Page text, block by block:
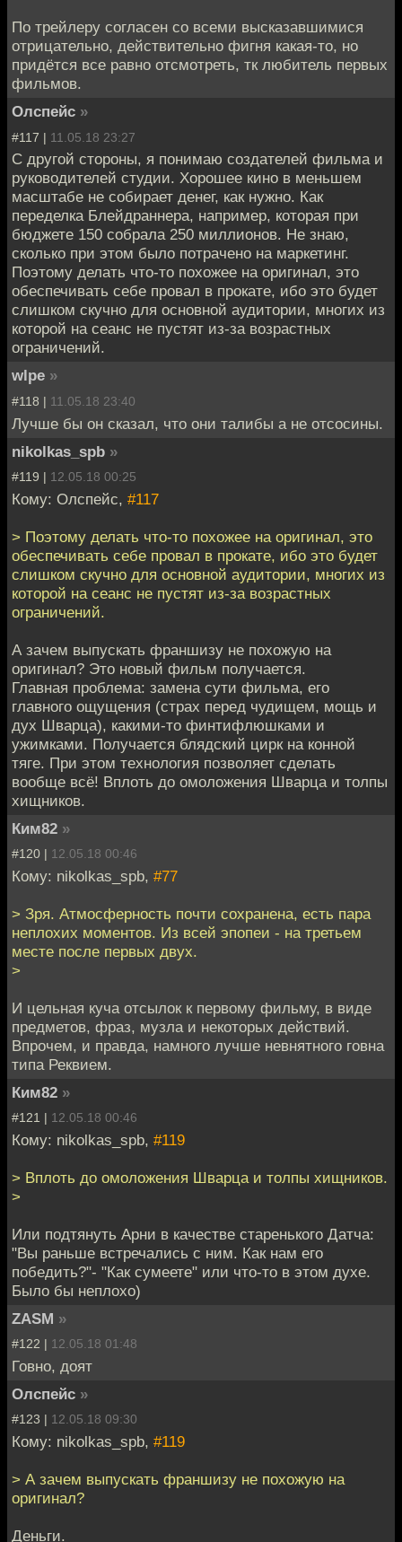
По трейлеру согласен со всеми высказавшимися
отрицательно, действительно фигня какая-то, но
придётся все равно отсмотреть, тк любитель первых
фильмов.
Олспейс »
#117 | 11.05.18 23:27
С другой стороны, я понимаю создателей фильма и
руководителей студии. Хорошее кино в меньшем
масштабе не собирает денег, как нужно. Как
переделка Блейдраннера, например, которая при
бюджете 150 собрала 250 миллионов. Не знаю,
сколько при этом было потрачено на маркетинг.
Поэтому делать что-то похожее на оригинал, это
обеспечивать себе провал в прокате, ибо это будет
слишком скучно для основной аудитории, многих из
которой на сеанс не пустят из-за возрастных
ограничений.
wlpe »
#118 | 11.05.18 23:40
Лучше бы он сказал, что они талибы а не отсосины.
nikolkas_spb »
#119 | 12.05.18 00:25
Кому: Олспейс, #117
> Поэтому делать что-то похожее на оригинал, это
обеспечивать себе провал в прокате, ибо это будет
слишком скучно для основной аудитории, многих из
которой на сеанс не пустят из-за возрастных
ограничений.
А зачем выпускать франшизу не похожую на
оригинал? Это новый фильм получается.
Главная проблема: замена сути фильма, его
главного ощущения (страх перед чудищем, мощь и
дух Шварца), какими-то финтифлюшками и
ужимками. Получается блядский цирк на конной
тяге. При этом технология позволяет сделать
вообще всё! Вплоть до омоложения Шварца и толпы
хищников.
Ким82 »
#120 | 12.05.18 00:46
Кому: nikolkas_spb, #77
> Зря. Атмосферность почти сохранена, есть пара
неплохих моментов. Из всей эпопеи - на третьем
месте после первых двух.
>
И цельная куча отсылок к первому фильму, в виде
предметов, фраз, музла и некоторых действий.
Впрочем, и правда, намного лучше невнятного говна
типа Реквием.
Ким82 »
#121 | 12.05.18 00:46
Кому: nikolkas_spb, #119
> Вплоть до омоложения Шварца и толпы хищников.
>
Или подтянуть Арни в качестве старенького Датча:
"Вы раньше встречались с ним. Как нам его
победить?"- "Как сумеете" или что-то в этом духе.
Было бы неплохо)
ZASM »
#122 | 12.05.18 01:48
Говно, доят
Олспейс »
#123 | 12.05.18 09:30
Кому: nikolkas_spb, #119
> А зачем выпускать франшизу не похожую на
оригинал?
Деньги.